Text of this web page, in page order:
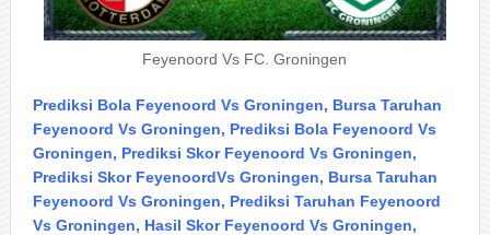
Feyenoord Vs FC. Groningen
Prediksi Bola Feyenoord Vs Groningen, Bursa Taruhan
Feyenoord Vs Groningen, Prediksi Bola Feyenoord Vs
Groningen, Prediksi Skor Feyenoord Vs Groningen,
Prediksi Skor FeyenoordVs Groningen, Bursa Taruhan
Feyenoord Vs Groningen, Prediksi Taruhan Feyenoord
Vs Groningen, Hasil Skor Feyenoord Vs Groningen,